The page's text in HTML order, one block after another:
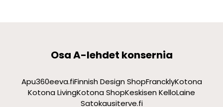
Osa A-lehdet konsernia
Apu360eeva.fiFinnish Design ShopFrancklyKotona
Kotona LivingKotona ShopKeskisen KelloLaine
Satokausiterve.fi